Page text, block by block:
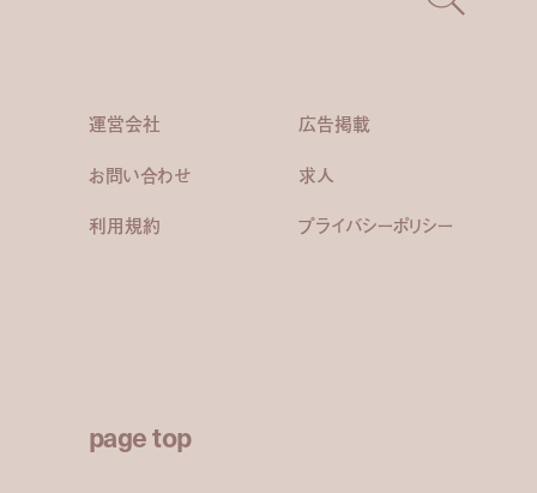
運営会社
広告掲載
お問い合わせ
求人
利用規約
プライバシーポリシー
page top